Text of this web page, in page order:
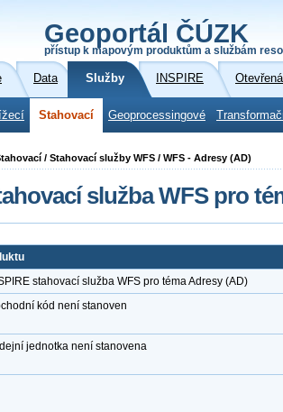
Geoportál ČÚZK
přístup k mapovým produktům a službám
Data Služby INSPIRE
Stahovací Geoprocessingové
/ Stahovací služby WFS / WFS - Adresy (AD)
služba WFS pro
stahovací služba WFS pro téma Adresy (AD)
kód není stanoven
jednotka není stanovena